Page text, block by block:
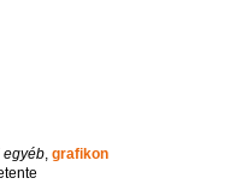
egyéb, grafikon